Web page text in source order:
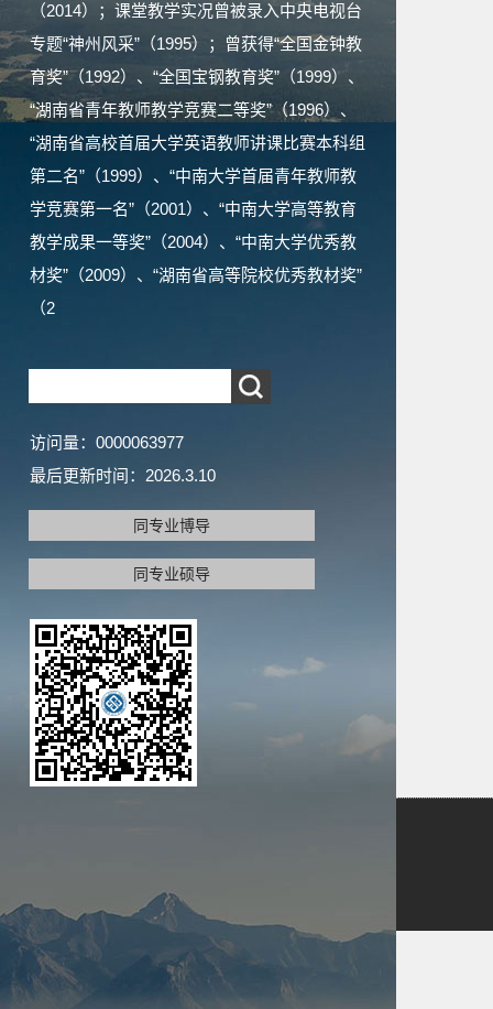
（2014）；课堂教学实况曾被录入中央电视台
专题“神州风采”（1995）；曾获得“全国金钟教
育奖”（1992）、“全国宝钢教育奖”（1999）、
“湖南省青年教师教学竞赛二等奖”（1996）、
“湖南省高校首届大学英语教师讲课比赛本科组
第二名”（1999）、“中南大学首届青年教师教
学竞赛第一名”（2001）、“中南大学高等教育
教学成果一等奖”（2004）、“中南大学优秀教
材奖”（2009）、“湖南省高等院校优秀教材奖”
（2
访问量： 0000063977
最后更新时间： 2026.3.10
同专业博导
同专业硕导